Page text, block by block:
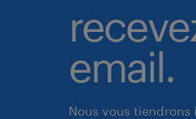
email.
Nous vous